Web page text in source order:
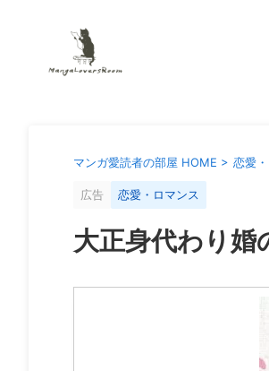
マンガ愛読者の部屋 HOME > 恋愛
広告 恋愛・ロマンス
大正身代わり婚